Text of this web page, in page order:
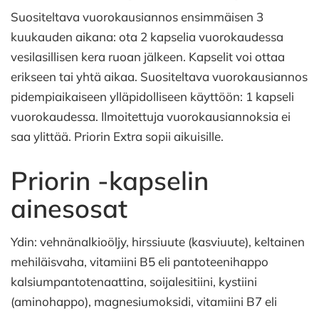
Suositeltava vuorokausiannos ensimmäisen 3
kuukauden aikana: ota 2 kapselia vuorokaudessa
vesilasillisen kera ruoan jälkeen. Kapselit voi ottaa
erikseen tai yhtä aikaa. Suositeltava vuorokausiannos
pidempiaikaiseen ylläpidolliseen käyttöön: 1 kapseli
vuorokaudessa. Ilmoitettuja vuorokausiannoksia ei
saa ylittää. Priorin Extra sopii aikuisille.
Priorin -kapselin
ainesosat
Ydin: vehnänalkioöljy, hirssiuute (kasviuute), keltainen
mehiläisvaha, vitamiini B5 eli pantoteenihappo
kalsiumpantotenaattina, soijalesitiini, kystiini
(aminohappo), magnesiumoksidi, vitamiini B7 eli